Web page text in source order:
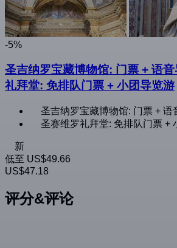
-5%
圣吉纳罗宝藏博物馆: 门票 + 语
礼拜堂: 免排队门票 + 小团导览游
圣吉纳罗宝藏博物馆: 门票 + 语
圣赛维罗礼拜堂: 免排队门票 +
新
低至 US$49.66
US$47.18
评分&评论